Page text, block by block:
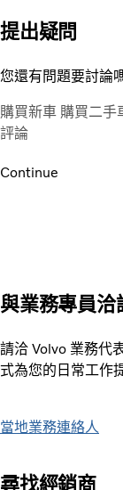
提出疑問
您還有問題要討論
購買新車 購買二手
評論
Continue
與業務專員洽
請洽 Volvo 業務代
式為您的日常工作
當地業務連絡人
尋找經銷商